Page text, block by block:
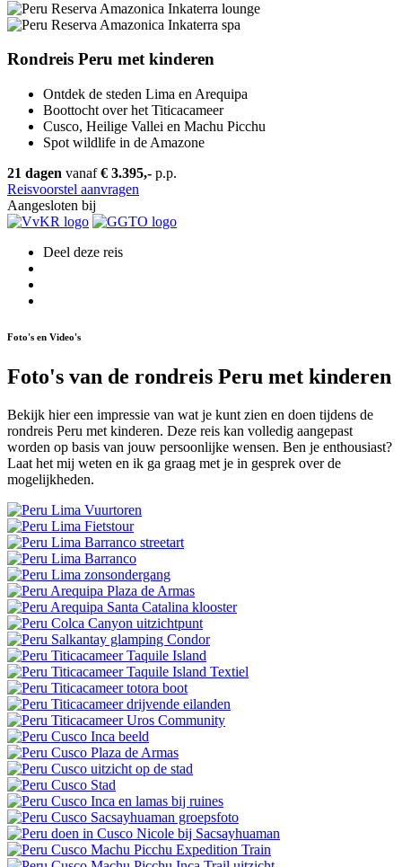
Rondreis Peru met kinderen
Ontdek de steden Lima en Arequipa
Boottocht over het Titicacameer
Cusco, Heilige Vallei en Machu Picchu
Spot wildlife in de Amazone
21 dagen vanaf€ 3.395,- p.p.
Reisvoorstel aanvragen
Aangesloten bij
Deel deze reis
Foto's en Video's
Foto's van de rondreis Peru met kinderen
Bekijk hier een impressie van wat je kunt zien en doen tijdens de
rondreis Peru met kinderen. Deze reis kan volledig aangepast
worden op basis van jouw persoonlijke wensen. Ben je enthousiast?
Laat het mij weten en ik ga graag met je in gesprek over de
mogelijkheden.